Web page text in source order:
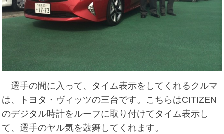
選手の間に入って、タイム表示をしてくれるクルマ
は、トヨタ・ヴィッツの三台です。こちらはCITIZEN
のデジタル時計をルーフに取り付けてタイム表示し
て、選手のヤル気を鼓舞してくれます。